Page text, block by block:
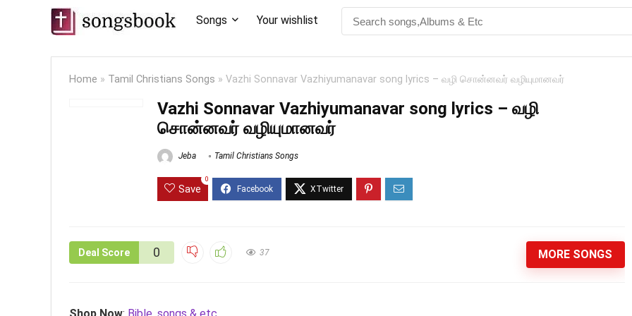
Songs Your wishlist
Home » Tamil Christians Songs » Vazhi Sonnavar Vazhiyumanavar song lyrics – வழி சொன்னவர் வழியுமானவர்
Vazhi Sonnavar Vazhiyumanavar song lyrics – வழி
சொன்னவர் வழியுமானவர்
Jeba Tamil Christians Songs
Save
0
Deal Score 0 37 MORE SONGS